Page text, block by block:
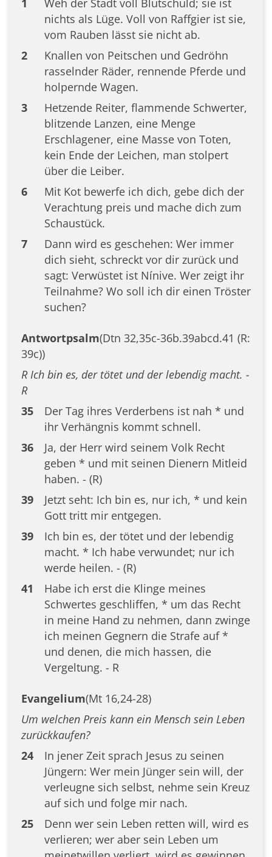
1
Weh der Stadt voll Blutschuld; sie ist
nichts als Lüge. Voll von Raffgier ist sie,
vom Rauben lässt sie nicht ab.
2
Knallen von Peitschen und Gedröhn
rasselnder Räder, rennende Pferde und
holpernde Wagen.
3
Hetzende Reiter, flammende Schwerter,
blitzende Lanzen, eine Menge
Erschlagener, eine Masse von Toten,
kein Ende der Leichen, man stolpert
über die Leiber.
6
Mit Kot bewerfe ich dich, gebe dich der
Verachtung preis und mache dich zum
Schaustück.
7
Dann wird es geschehen: Wer immer
dich sieht, schreckt vor dir zurück und
sagt: Verwüstet ist Nínive. Wer zeigt ihr
Teilnahme? Wo soll ich dir einen Tröster
suchen?
Antwortpsalm(Dtn 32,35c-36b.39abcd.41 (R:
39c))
R Ich bin es, der tötet und der lebendig macht. -
R
35
Der Tag ihres Verderbens ist nah * und
ihr Verhängnis kommt schnell.
36
Ja, der Herr wird seinem Volk Recht
geben * und mit seinen Dienern Mitleid
haben. - (R)
39
Jetzt seht: Ich bin es, nur ich, * und kein
Gott tritt mir entgegen.
39
Ich bin es, der tötet und der lebendig
macht. * Ich habe verwundet; nur ich
werde heilen. - (R)
41
Habe ich erst die Klinge meines
Schwertes geschliffen, * um das Recht
in meine Hand zu nehmen, dann zwinge
ich meinen Gegnern die Strafe auf *
und denen, die mich hassen, die
Vergeltung. - R
Evangelium(Mt 16,24-28)
Um welchen Preis kann ein Mensch sein Leben
zurückkaufen?
24
In jener Zeit sprach Jesus zu seinen
Jüngern: Wer mein Jünger sein will, der
verleugne sich selbst, nehme sein Kreuz
auf sich und folge mir nach.
25
Denn wer sein Leben retten will, wird es
verlieren; wer aber sein Leben um